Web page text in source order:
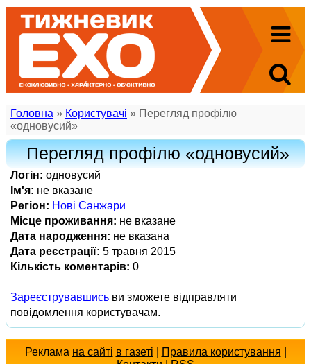
Головна » Користувачі » Перегляд профілю
«одновусий»
Перегляд профілю «одновусий»
Логін: одновусий
Ім'я: не вказане
Регіон: Нові Cанжари
Місце проживання: не вказане
Дата народження: не вказана
Дата реєстрації: 5 травня 2015
Кількість коментарів: 0
Зареєструвавшись ви зможете відправляти
повідомлення користувачам.
Реклама на сайті в газеті Правила користування